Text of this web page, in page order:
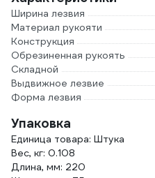
Ширина лезвия
Материал рукояти
Конструкция
Обрезиненная рукоять
Складной
Выдвижное лезвие
Форма лезвия
Упаковка
Единица товара: Штука
Вес, кг: 0.108
Длина, мм: 220